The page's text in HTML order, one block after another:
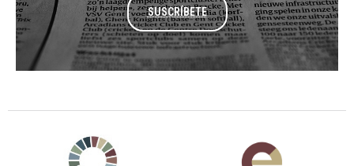
SUSCRÍBETE